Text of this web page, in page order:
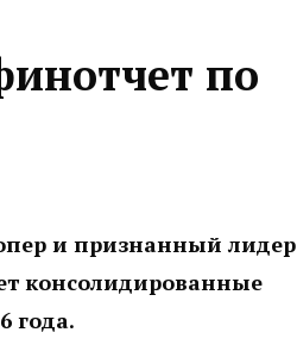
по
и признанный лидер
консолидированные
года.